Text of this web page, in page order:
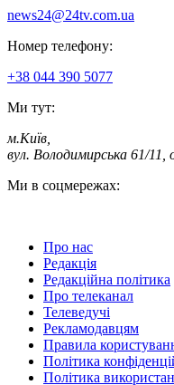
news24@24tv.com.ua
Номер телефону:
+38 044 390 5077
Ми тут:
м.Київ
вул. Володимирська 61/11,
Ми в соцмережах:
Про нас
Редакція
Редакційна політика
Про телеканал
Телеведучі
Рекламодавцям
Правила
Політика
Політика